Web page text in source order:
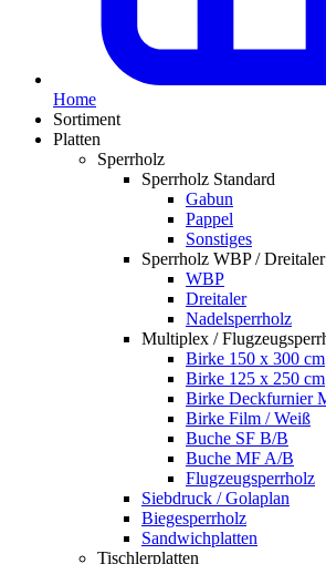
Home
Sortiment
Platten
Sperrholz
Sperrholz Standard
Gabun
Pappel
Sonstiges
Sperrholz WBP / Dreitaler
WBP
Dreitaler
Nadelsperrholz
Multiplex /
Birke 150 x 300 cm
Birke 125 x 250 cm
Birke Deckfurnier
Birke Film / Weiß
Buche SF B/B
Buche MF A/B
Flugzeugsperrholz
Siebdruck / Golaplan
Biegesperrholz
Sandwichplatten
Tischlerplatten